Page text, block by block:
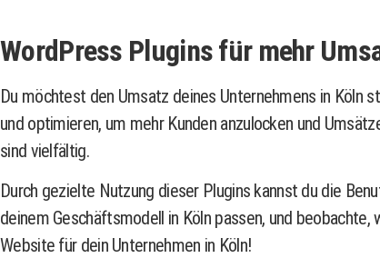
WordPress Plugins für mehr
Du möchtest den Umsatz deines Unternehmens in Köln
und optimieren, um mehr Kunden anzulocken und
sind vielfältig.
Durch gezielte Nutzung dieser Plugins kannst du die
deinem Geschäftsmodell in Köln passen, und
Website für dein Unternehmen in Köln!